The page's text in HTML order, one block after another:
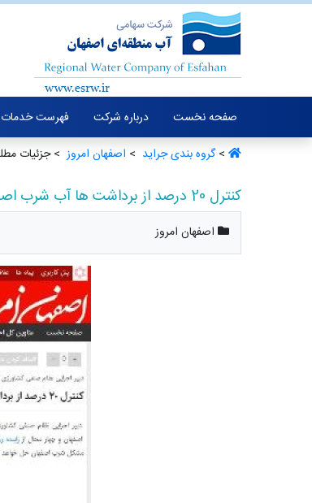
صفحه نخست درباره شرکت فهرست خدمات
>گروه بندی جراید ‏ > اصفهان امروز ‏ > جزئیات
کنترل 20 درصد از برداشت ها آب شرب اصفهان را تامین می کند
اصفهان امروز